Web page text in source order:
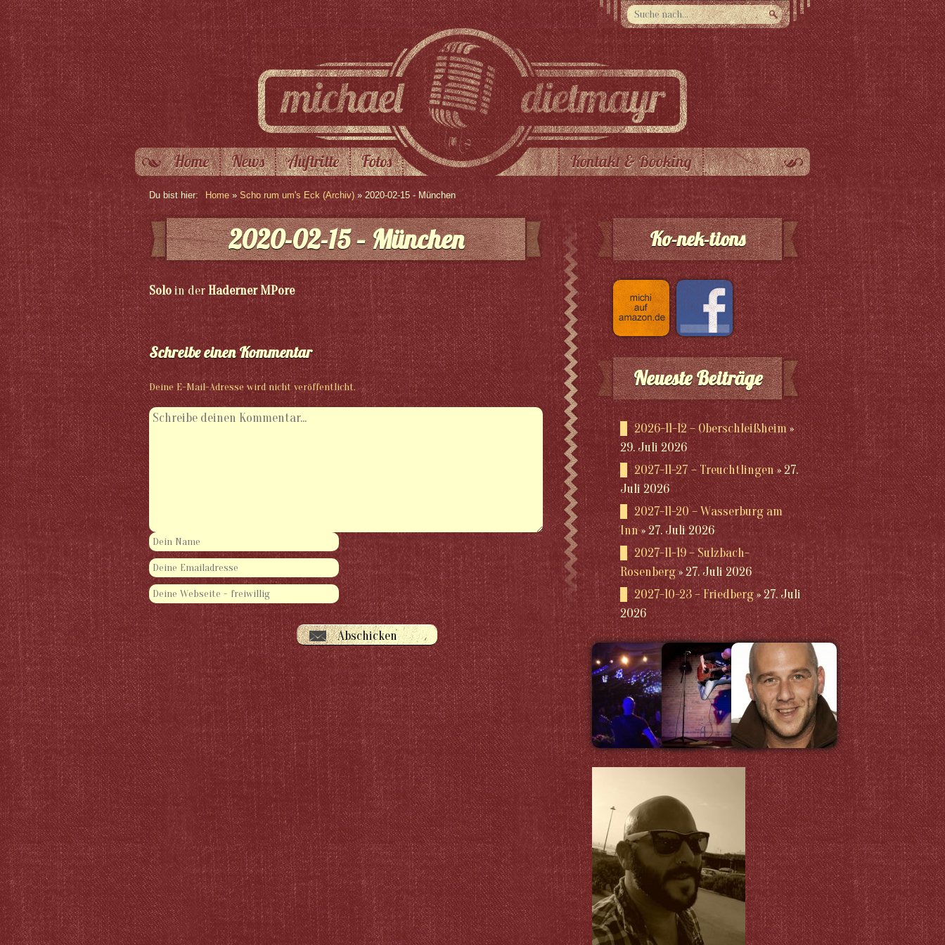
Home News Auftritte Fotos Kontakt & Booking
Du bist hier: Home» Scho rum um's Eck (Archiv)» 2020-02-15 - München
2020-02-15 – München
Soloin derHaderner MPore
Schreibe einen Kommentar
Deine E-Mail-Adresse wird nicht veröffentlicht.
Ko-nek-tions
Neueste Beiträge
2026-11-12 – Oberschleißheim
29. Juli 2026
2027-11-27 – Treuchtlingen
27.
Juli 2026
2027-11-20 – Wasserburg am
Inn
27. Juli 2026
2027-11-19 – Sulzbach-
Rosenberg
27. Juli 2026
2027-10-23 – Friedberg
27. Juli
2026